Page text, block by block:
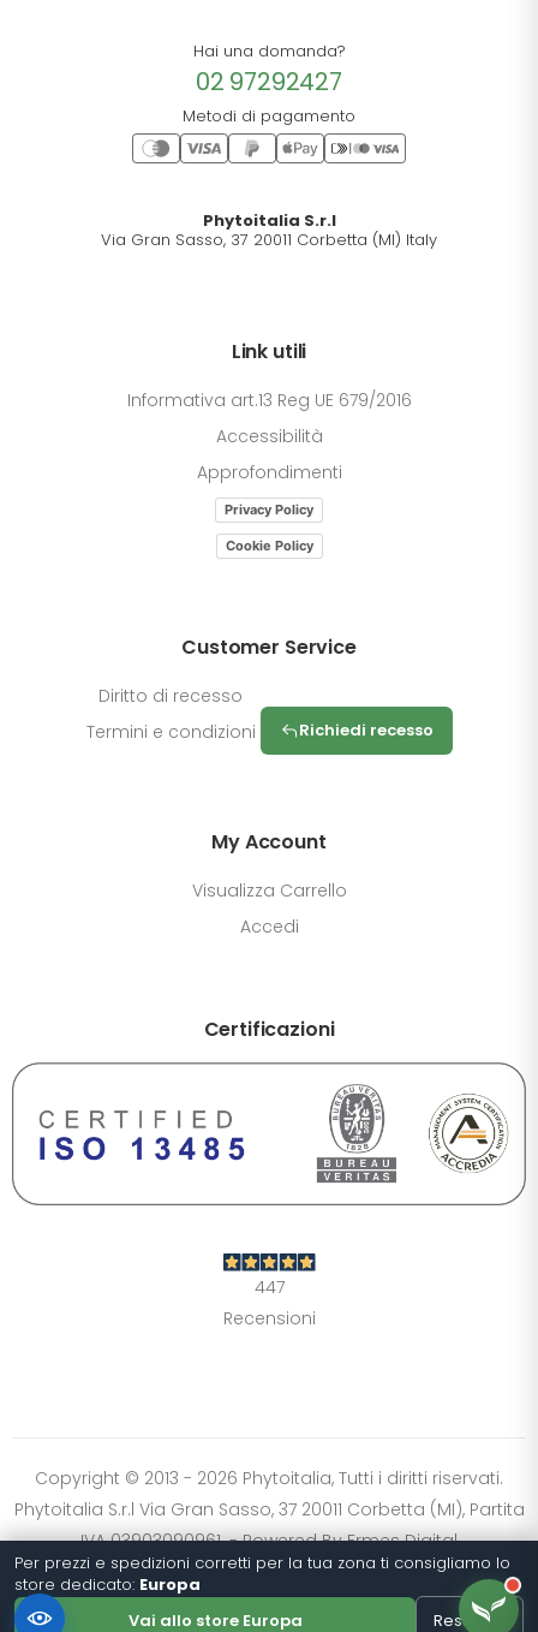
Hai una domanda?
02 97292427
Metodi di pagamento
Phytoitalia S.r.l
Via Gran Sasso, 37 20011 Corbetta (MI) Italy
Link utili
Informativa art.13 Reg UE 679/2016
Accessibilità
Approfondimenti
Privacy Policy
Cookie Policy
Customer Service
Diritto di recesso
Termini e condizioni
Richiedi recesso
My Account
Visualizza Carrello
Accedi
Certificazioni
447
Recensioni
Copyright © 2013 - 2026 Phytoitalia, Tutti i diritti riservati.
Phytoitalia S.r.l Via Gran Sasso, 37 20011 Corbetta (MI), Partita
IVA 03903090961. - Powered ByErmes Digital
DIMENSIONE TESTO
Chiaro
Ripristina impostazioni
Per prezzi e spedizioni corretti per la tua zona ti consigliamo lo
store dedicato: Europa
Vai allo store Europa
Resta qui